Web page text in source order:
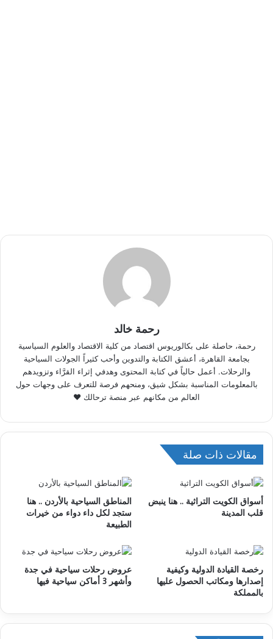
رحمة خالد
رحمة، حاصلة على بكالوريوس اقتصاد من كلية الاقتصاد والعلوم السياسية
بجامعة القاهرة، أعشق الكتابة والتدوين وأحب كثيراً الجولات السياحية
والرحلات. أعمل حالياً في كتابة المحتوى وهدفي إثراء القرَّاء وتزويدهم
بالمعلومات المناسبة بشكل شيق، ومنحهم فرصة للتعرف على وجهات حول
العالم من مكانهم عبر منصة ترحالك ♥
مقالات ذات صلة
أسواق الكويت التراثية .. هنا ينبض
قلب المدينة
المناطق السياحية بالأردن .. هنا
ستجد لكل داء دواء من خيرات
الطبيعة
رخصة القيادة الدولية وكيفية
إصدارها ومكاتب الحصول عليها
بالمملكة
عروض رحلات سياحية في جدة
وأشهر 3 أماكن سياحية فيها